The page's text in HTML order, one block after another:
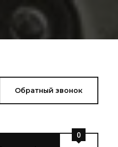
Обратный звонок
0